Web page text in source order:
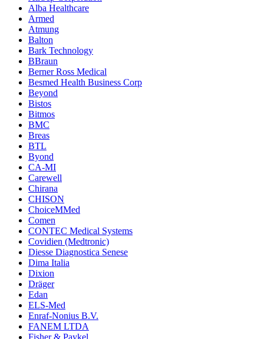
Alba Healthcare
Armed
Atmung
Balton
Bark Technology
BBraun
Berner Ross Medical
Besmed Health Business Corp
Beyond
Bistos
Bitmos
BMC
Breas
BTL
Byond
CA-MI
Carewell
Chirana
CHISON
ChoiceMMed
Comen
CONTEC Medical Systems
Covidien (Medtronic)
Diesse Diagnostica Senese
Dima Italia
Dixion
Dräger
Edan
ELS-Med
Enraf-Nonius B.V.
FANEM LTDA
Fisher & Paykel